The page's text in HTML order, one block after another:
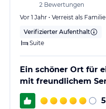
2 Bewertungen
Vor 1 Jahr • Verreist als
Verifizierter Aufenthalt
Suite
Ein schöner Ort für
mit freundlichem
5